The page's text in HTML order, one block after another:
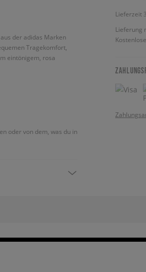
der adidas Marken
Tragekomfort,
eintönigem, rosa
oder von dem, was du in
Lieferzeit
Lieferung